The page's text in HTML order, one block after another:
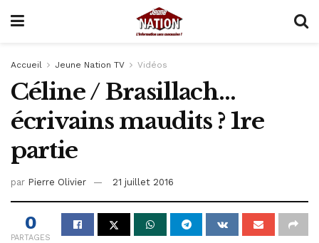
Accueil Jeune Nation TV Vidéos
Céline / Brasillach…
écrivains maudits ? 1re
partie
par Pierre Olivier 21 juillet 2016
0
PARTAGES